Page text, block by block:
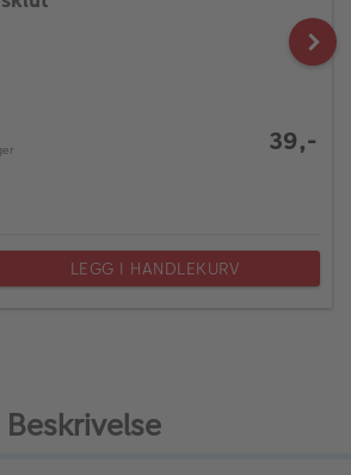
39,-
LEGG I HANDLEKURV
Beskrivelse